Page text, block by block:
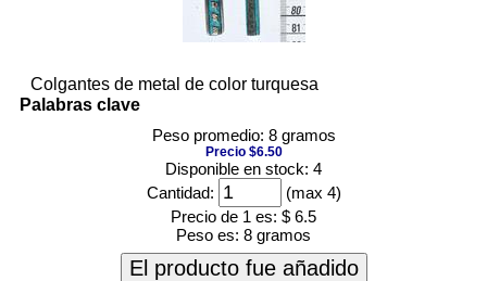
Colgantes de metal de color turquesa
Palabras clave
Peso promedio: 8 gramos
Precio $6.50
Disponible en stock: 4
Cantidad:
(max 4)
Precio de 1 es: $ 6.5
Peso es: 8 gramos
El producto fue añadido